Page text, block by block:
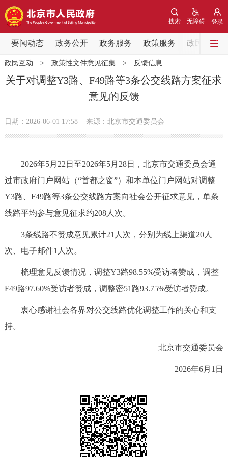
登录
无障碍
搜索
要闻动态 政务公开 政务服务 政策服务 政民互动
要闻动态
党中央精神 国务院信息
会议信息
市领导 机构职能 政策服务
政策兑现 政策解读
专题公开
政务服务
个人服务 法人服务 部门服务
12345网上接诉即办 我要咨询
在线访谈
政民互动 > 政策性文件意见征集> 反馈信息
关于对调整Y3路、F49路等3条公交线路方案征求
意见的反馈
日期：2026-06-01 17:58 来源：北京市交通委员会
2026年5月22日至2026年5月28日，北京市交通委员会通
过市政府门户网站（“首都之窗”）和本单位门户网站对调整
Y3路、F49路等3条公交线路方案向社会公开征求意见，单条
线路平均参与意见征求约208人次。
3条线路不赞成意见累计21人次，分别为线上渠道20人
次、电子邮件1人次。
梳理意见反馈情况，调整Y3路98.55%受访者赞成，调整
F49路97.60%受访者赞成，调整密51路93.75%受访者赞成。
衷心感谢社会各界对公交线路优化调整工作的关心和支
持。
北京市交通委员会
2026年6月1日